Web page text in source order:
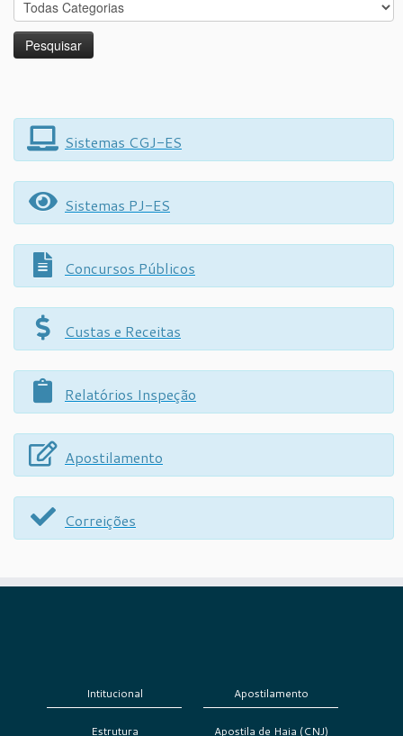
Sistemas CGJ-ES
Sistemas PJ-ES
Concursos Públicos
Custas e Receitas
Relatórios Inspeção
Apostilamento
Correições
Intitucional
Estrutura
Apostilamento
Apostila de Haia (CNJ)